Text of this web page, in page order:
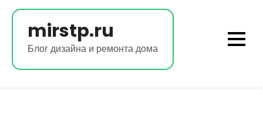
Перейти
содержимомуmirstp.ru
Блог дизайна и ремонта дома